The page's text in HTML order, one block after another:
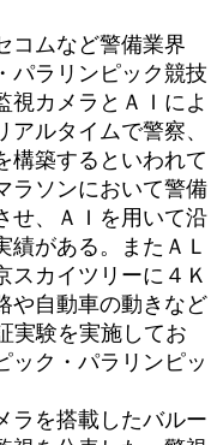
コムなど警備業界
パラリンピック競技
視カメラとＡＩによ
ルタイムで警察、
構築するといわれて
ラソンにおいて警備
せ、ＡＩを用いて沿
績がある。またＡＬ
スカイツリーに４Ｋ
や自動車の動きなど
実験を実施してお
ック・パラリンピッ
ラを搭載したバルー